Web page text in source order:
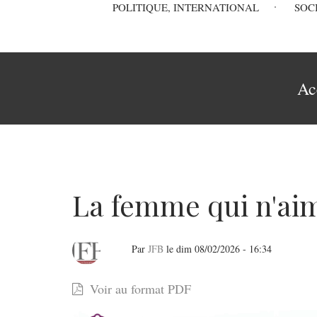
MainPOLITIQUE, INTERNATIONAL
La femme qui
La
femme
Par JFB le dim 08/02/2026 - 16:34
Voir au format PDF